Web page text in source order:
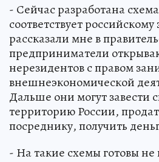
- Сейчас разработана
соответствует
рассказали мне в
предприниматели
нерезидентов с правом
внешнеэкономической
Дальше они могут завести
территорию России,
посреднику, получить
- На такие схемы готовы не